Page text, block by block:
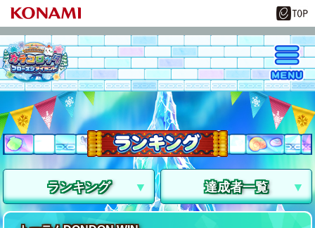
ランキング 達成者一覧